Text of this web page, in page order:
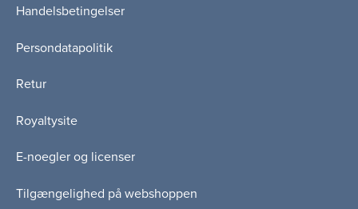
Handelsbetingelser
Persondatapolitik
Retur
Royaltysite
E-noegler og licenser
Tilgængelighed på webshoppen